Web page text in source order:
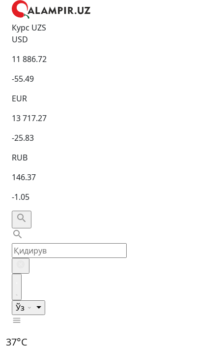
Курс UZS
USD
11 886.72
-55.49
EUR
13 717.27
-25.83
RUB
146.37
-1.05
Ўз
37°C